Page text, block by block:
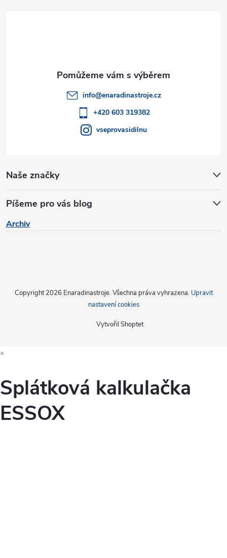
ý
i
s
Naše značky
Píšeme pro vás blog
Archiv
info@enaradinastroje.cz
+420 603 319382
vseprovasidilnu
Vytvořil Shoptet
Copyright 2026 Enaradinastroje. Všechna práva vyhrazena. Upravit
nastavení cookies
×
Splátková kalkulačka
ESSOX